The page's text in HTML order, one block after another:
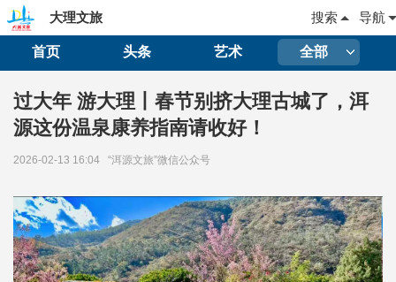
大理文旅 导航
搜索
首页 头条 艺术 全部
过大年 游大理丨春节别挤大理古城了，洱
源这份温泉康养指南请收好！
2026-02-13 16:04 “洱源文旅”微信公众号